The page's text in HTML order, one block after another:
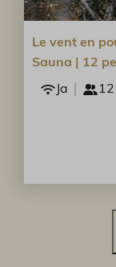
Le vent en
Sauna | 12
Ja 12